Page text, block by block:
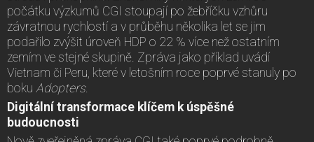
počátku výzkumů CGI stoupají po žebříčku vzhůru
závratnou rychlostí a v průběhu několika let se jim
podařilo zvýšit úroveň HDP o 22 % více než ostatním
zemím ve stejné skupině. Zpráva jako příklad uvádí
Vietnam či Peru, které v letošním roce poprvé stanuly po
boku Adopters.
Digitální transformace klíčem k úspěšné
budoucnosti